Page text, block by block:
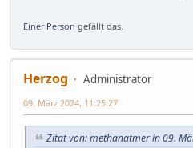
Einer Person gefällt das.
Herzog
Administrator
09. März 2024, 11:25:27
Zitat von: methanatmer in 09.